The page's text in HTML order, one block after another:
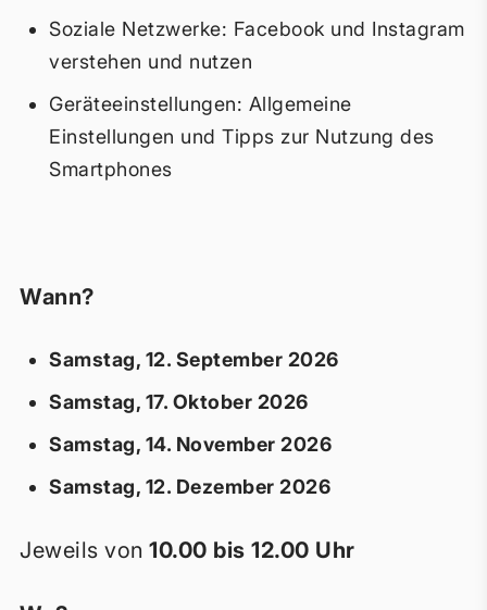
Soziale Netzwerke: Facebook und Instagram
verstehen und nutzen
Geräteeinstellungen: Allgemeine
Einstellungen und Tipps zur Nutzung des
Smartphones
Wann?
Samstag, 12. September 2026
Samstag, 17. Oktober 2026
Samstag, 14. November 2026
Samstag, 12. Dezember 2026
Jeweils von 10.00 bis 12.00 Uhr